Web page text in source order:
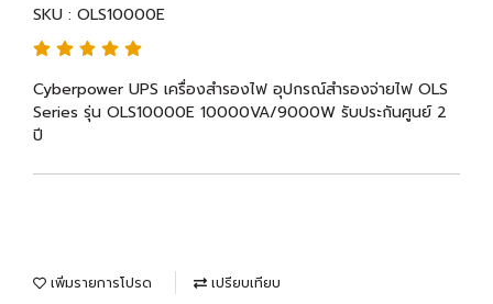
SKU : OLS10000E
Cyberpower UPS เครื่องสำรองไฟ อุปกรณ์สำรองจ่ายไฟ OLS
Series รุ่น OLS10000E 10000VA/9000W รับประกันศูนย์ 2
ปี
เพิ่มรายการโปรด เปรียบเทียบ